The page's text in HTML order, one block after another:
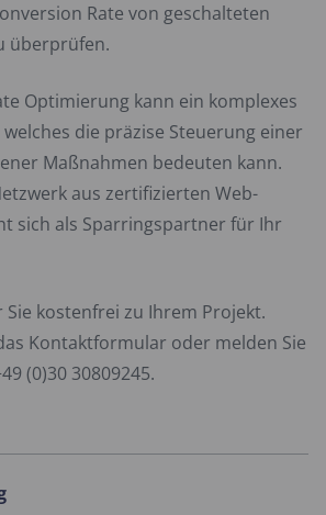
Rate von geschalteten
überprüfen.
Optimierung kann ein komplexes
die präzise Steuerung einer
Maßnahmen bedeuten kann.
aus zertifizierten Web-
sich als Sparringspartner für Ihr
kostenfrei zu Ihrem Projekt.
Kontaktformular oder melden Sie
(0)30 30809245.